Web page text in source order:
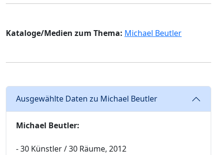
Kataloge/Medien zum Thema: Michael Beutler
Ausgewählte Daten zu Michael Beutler
Michael Beutler:
- 30 Künstler / 30 Räume, 2012